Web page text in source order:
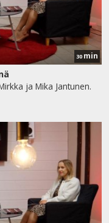
30 min
ja Mika Jantunen.